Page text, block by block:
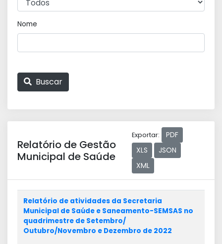
Nome
Buscar
Relatório de Gestão
Municipal de Saúde
Exportar:
PDF
XLS
JSON
XML
Relatório de atividades da Secretaria
Municipal de Saúde e Saneamento-SEMSAS no
quadrimestre de Setembro/
Outubro/Novembro e Dezembro de 2022